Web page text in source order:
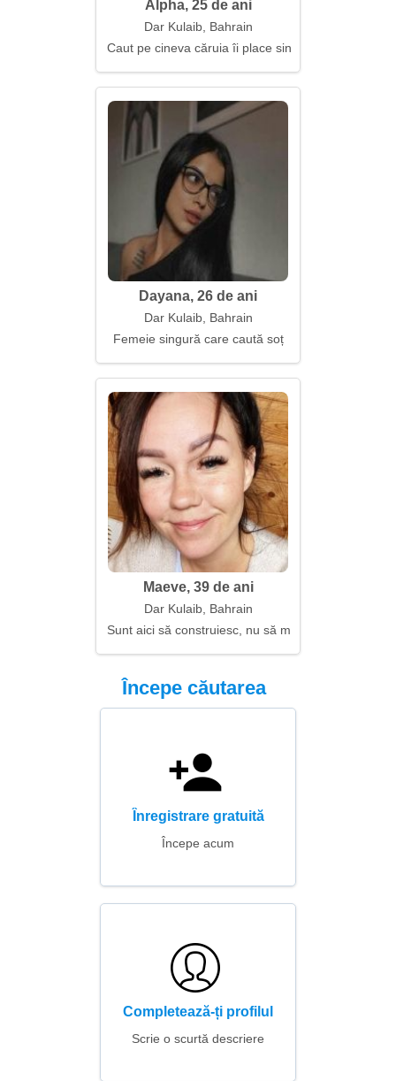
Alpha, 25 de ani
Dar Kulaib, Bahrain
Caut pe cineva căruia îi place sinceritatea
Dayana, 26 de ani
Dar Kulaib, Bahrain
Femeie singură care caută soț
Maeve, 39 de ani
Dar Kulaib, Bahrain
Sunt aici să construiesc, nu să mă joc
Începe căutarea
Înregistrare gratuită
Începe acum
Completează-ți profilul
Scrie o scurtă descriere